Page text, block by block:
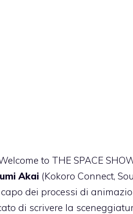
to THE SPACE
Akai (Kokoro Connect,
dei processi di
di scrivere la